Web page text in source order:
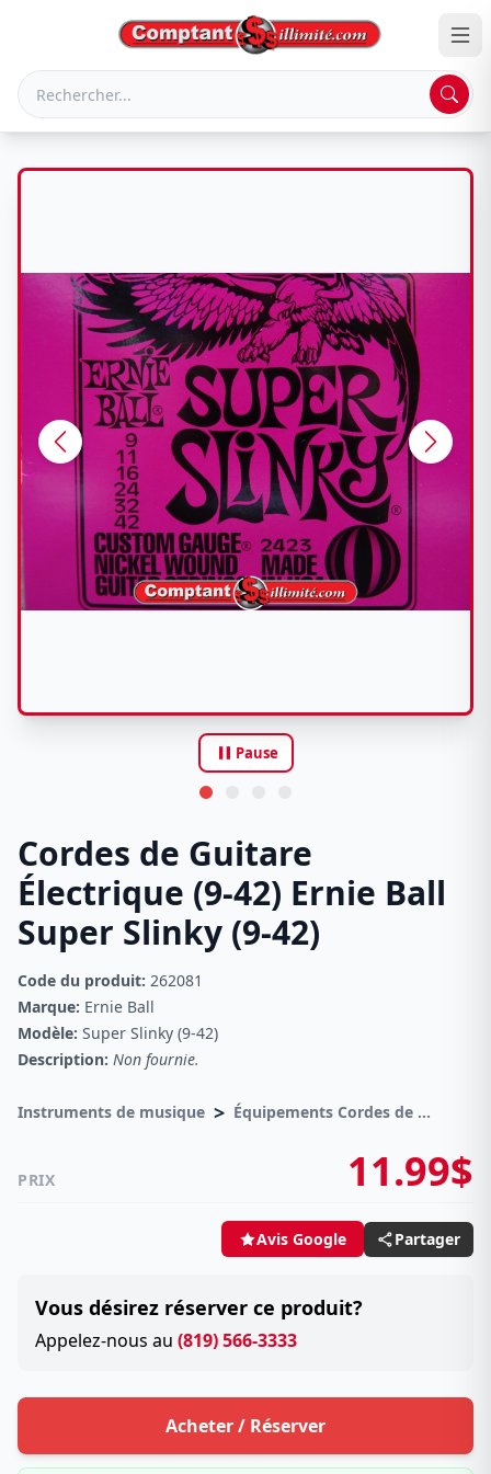
pause Pause
Cordes de Guitare
Électrique (9-42) Ernie Ball
Super Slinky (9-42)
Code du produit: 262081
Marque: Ernie Ball
Modèle: Super Slinky (9-42)
Description: Non fournie.
Instruments de musique > Équipements Cordes de guitares
PRIX 11.99$
Avis Google Partager
Vous désirez réserver ce produit?
Appelez-nous au (819) 566-3333
Acheter / Réserver